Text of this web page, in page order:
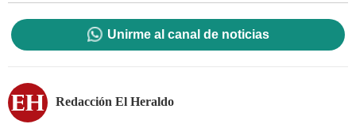
Unirme al canal de noticias
Redacción El Heraldo